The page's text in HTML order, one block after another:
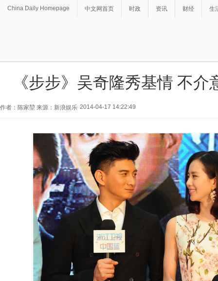
China Daily Homepage 中文网首页 时政 资讯 财经 生
《步步》吴奇隆秀基情 不介
作者：陈家堃 来源：新浪娱乐 2014-04-17 14:22:49